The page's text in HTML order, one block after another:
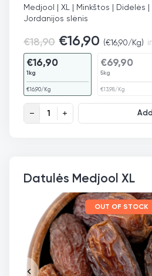
Medjool | XL | Minkštos | Didelės |
Jordanijos slėnis
€18,90 €16,90 (€16,90/Kg)
€16,90
1kg
€16,90/Kg
€69,90
5kg
€13,98/Kg
Datulės Medjool XL ekologiškos
Datulės Medjool XL
OUT OF STOCK